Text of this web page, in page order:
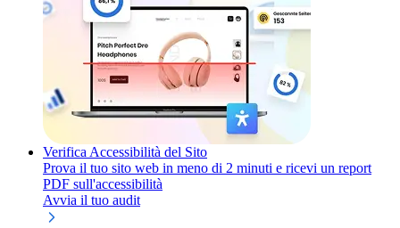
Verifica Accessibilità del Sito
Prova il tuo sito web in meno di 2 minuti e ricevi un report
PDF sull'accessibilità
Avvia il tuo audit